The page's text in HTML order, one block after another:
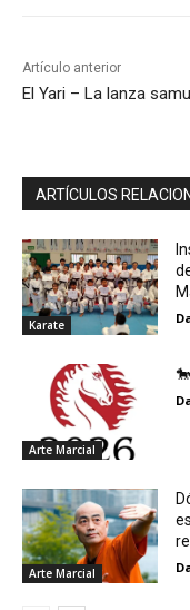
Artículo anterior
El Yari – La lanza
ARTÍCULOS
Karate
Arte Marcial
Arte Marcial